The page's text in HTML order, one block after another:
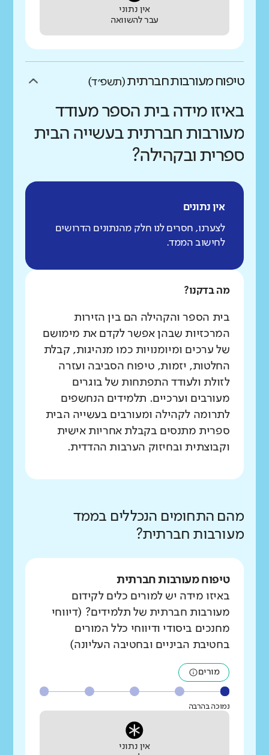
אין נתוני
עבר להשוואה
טיפוח מעורבות חברתית(תשפ״ד)
באיזו מידה בית הספר מעודד
מעורבות חברתית בעשייה הבית
ספרית ובקהילה?
אין נתונים
לצערנו, חסרים לנו חלק מהנתונים הדרושים
לחישוב הממד.
מה בדקנו?
בית הספר והקהילה הם בין הזירות
המרכזיות שבהן אפשר לקדם את מימושם
של ערכים ומיומנויות כמו מנהיגות, קבלת
החלטות, יזמות, טיפוח הסביבה ועזרה
לזולת ולעודד התפתחות של בוגרים
מעורבים וערכיים. תלמידים הנחשפים
לתרומה לקהילה ומעורבים בעשייה הבית
ספרית מתנסים בקבלת אחריות אישית
וקבוצתית ובחיזוק הערבות ההדדית.
מהם התחומים הנכללים בממד
מעורבות חברתית?
טיפוח מעורבות חברתית
באיזו מידה יש למורים כלים לקידום
מעורבות חברתית של תלמידים? (דיווחי
מחנכים ביסודי ודיווחי כלל המורים
בחטיבת הביניים ובחטיבה העליונה)
מורים
נמוכה בהרבה
אין נתוני